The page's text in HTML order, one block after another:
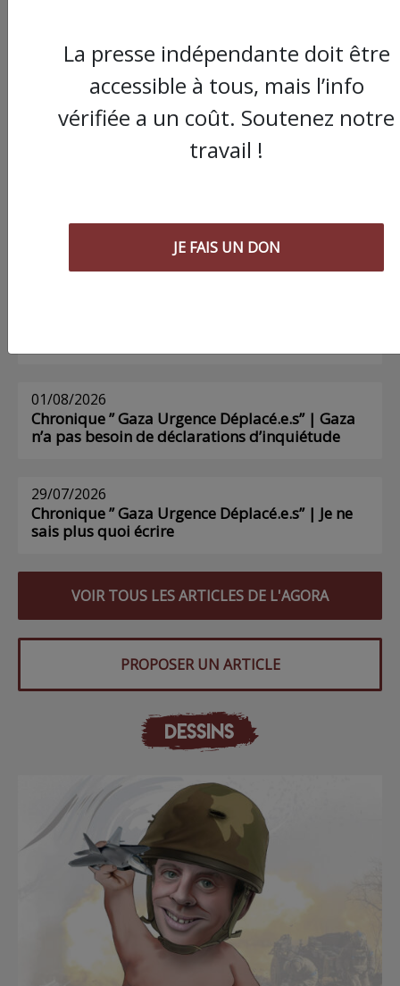
Commander le dernier numéro papier du
Poing !
Voir tous les numéros papier
AGORA
01/08/2026
Chronique ” Gaza Urgence Déplacé.e.s” | Gaza
n’a pas besoin de déclarations d’inquiétude
29/07/2026
Chronique ” Gaza Urgence Déplacé.e.s” | Je ne
sais plus quoi écrire
VOIR TOUS LES ARTICLES DE L'AGORA
PROPOSER UN ARTICLE
DESSINS
La presse indépendante doit être
accessible à tous, mais l’info
vérifiée a un coût. Soutenez notre
travail !
JE FAIS UN DON